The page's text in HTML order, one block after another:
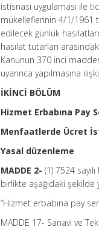
istisnası uygulaması ile
mükelleflerinin 4/1/1961
edilecek günlük
hasılat tutarları
Kanunun 370 inci
uyarınca yapılmasına
İKİNCİ BÖLÜM
Hizmet Erbabına Pay
Menfaatlerde Ücret
Yasal düzenleme
MADDE 2-(1) 7524
birlikte aşağıdaki
“Hizmet erbabına pay
MADDE 17- Sanayi ve